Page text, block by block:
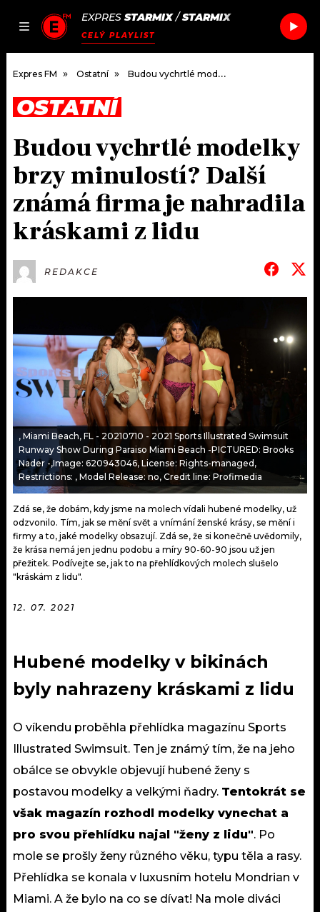
JAK
SEZNAM.CZ
EXPRES STARMIX/STARMIX
CELÝ PLAYLIST
DOMŮ
ČLÁNKY
AKTUÁLNĚ
HUDBA
ROZHOVORY
KVÍZY
VIP
TRENDY
KULTURA
OSTATNÍ
PODCASTY
JAK NALADIT
RÁDIO
APLIKACE
PROGRAM
PLAYLIST
JAK NALADIT
SOUTĚŽE
Expres FM Ostatní Budou vychrtlé modelky brzy minulostí? Další známá firma je nahradila kráskami z lidu
OSTATNÍ
Budou vychrtlé modelky
brzy minulostí? Další
známá firma je nahradila
kráskami z lidu
REDAKCE
, Miami Beach, FL - 20210710 - 2021 Sports Illustrated Swimsuit
Runway Show During Paraiso Miami Beach -PICTURED: Brooks
Nader -,Image: 620943046, License: Rights-managed,
Restrictions: , Model Release: no, Credit line: Profimedia
Zdá se, že dobám, kdy jsme na molech vídali hubené modelky, už
odzvonilo. Tím, jak se mění svět a vnímání ženské krásy, se mění i
firmy a to, jaké modelky obsazují. Zdá se, že si konečně uvědomily,
že krása nemá jen jednu podobu a míry 90-60-90 jsou už jen
přežitek. Podívejte se, jak to na přehlídkových molech slušelo
"kráskám z lidu".
12. 07. 2021
Hubené modelky v bikinách
byly nahrazeny kráskami z lidu
O víkendu proběhla přehlídka magazínu Sports
Illustrated Swimsuit. Ten je známý tím, že na jeho
obálce se obvykle objevují hubené ženy s
postavou modelky a velkými ňadry. Tentokrát se
však magazín rozhodl modelky vynechat a
pro svou přehlídku najal "ženy z lidu". Po
mole se prošly ženy různého věku, typu těla a rasy.
Přehlídka se konala v luxusním hotelu Mondrian v
Miami. A že bylo na co se dívat! Na mole diváci